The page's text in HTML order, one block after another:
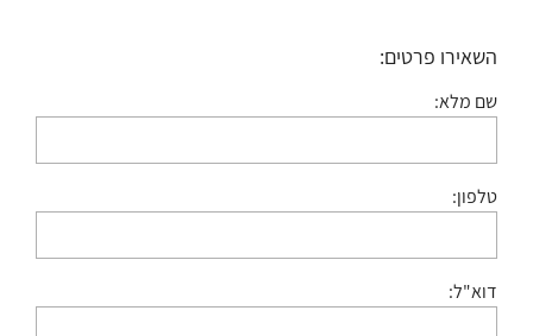
השאירו פרטים:
שם מלא:
טלפון:
דוא"ל: